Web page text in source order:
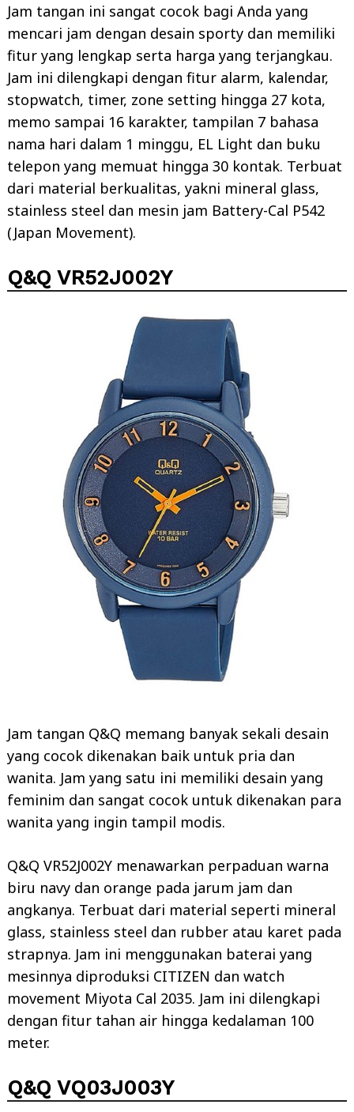
Jam tangan ini sangat cocok bagi Anda yang
mencari jam dengan desain sporty dan memiliki
fitur yang lengkap serta harga yang terjangkau.
Jam ini dilengkapi dengan fitur alarm, kalendar,
stopwatch, timer, zone setting hingga 27 kota,
memo sampai 16 karakter, tampilan 7 bahasa
nama hari dalam 1 minggu, EL Light dan buku
telepon yang memuat hingga 30 kontak. Terbuat
dari material berkualitas, yakni mineral glass,
stainless steel dan mesin jam Battery-Cal P542
(Japan Movement).
Q&Q VR52J002Y
Jam tangan Q&Q memang banyak sekali desain
yang cocok dikenakan baik untuk pria dan
wanita. Jam yang satu ini memiliki desain yang
feminim dan sangat cocok untuk dikenakan para
wanita yang ingin tampil modis.
Q&Q VR52J002Y menawarkan perpaduan warna
biru navy dan orange pada jarum jam dan
angkanya. Terbuat dari material seperti mineral
glass, stainless steel dan rubber atau karet pada
strapnya. Jam ini menggunakan baterai yang
mesinnya diproduksi CITIZEN dan watch
movement Miyota Cal 2035. Jam ini dilengkapi
dengan fitur tahan air hingga kedalaman 100
meter.
Q&Q VQ03J003Y